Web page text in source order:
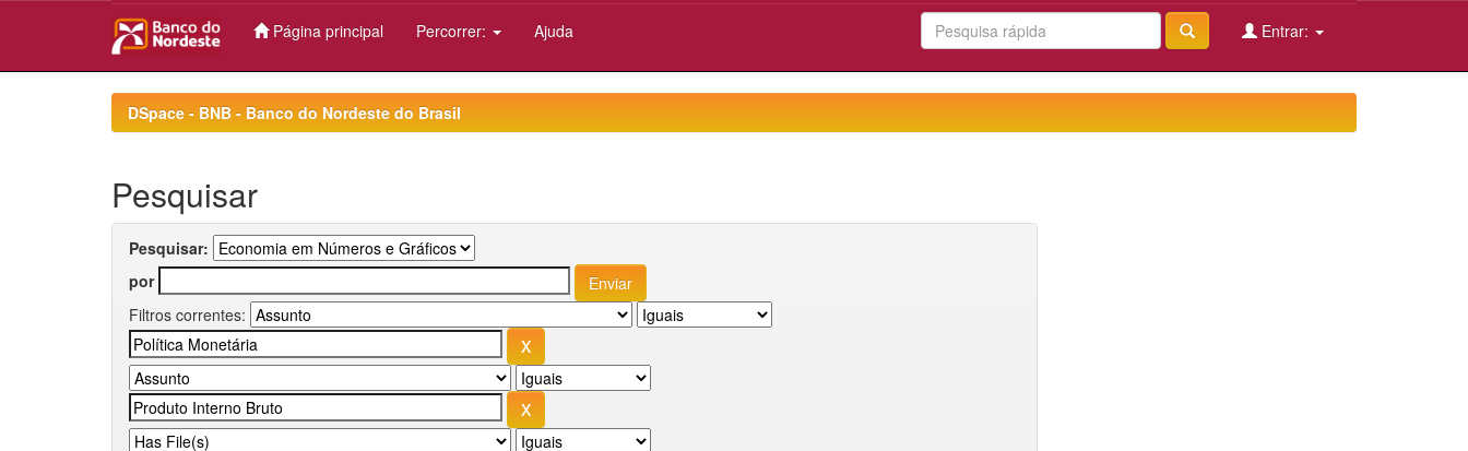
Página principal Percorrer: Ajuda Entrar:
DSpace - BNB - Banco do Nordeste do Brasil
Pesquisar
Pesquisar:
por
Filtros correntes: